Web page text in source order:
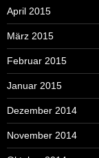
April 2015
März 2015
Februar 2015
Januar 2015
Dezember 2014
November 2014